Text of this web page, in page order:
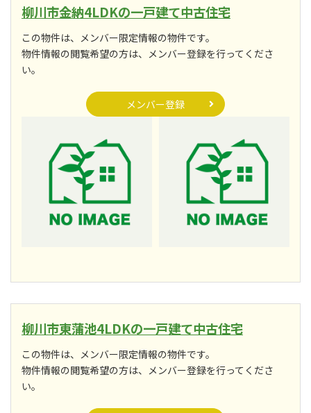
柳川市金納4LDKの一戸建て中古住宅
この物件は、メンバー限定情報の物件です。
物件情報の閲覧希望の方は、メンバー登録を行ってくださ
い。
メンバー登録
柳川市東蒲池4LDKの一戸建て中古住宅
この物件は、メンバー限定情報の物件です。
物件情報の閲覧希望の方は、メンバー登録を行ってくださ
い。